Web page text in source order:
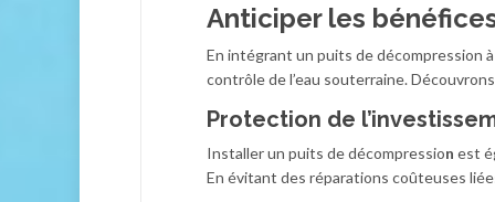
Anticiper les
En intégrant un puits de décompression
contrôle de l’eau souterraine.
Protection de
Installer un puits de décompression est
En évitant des réparations coûteuses